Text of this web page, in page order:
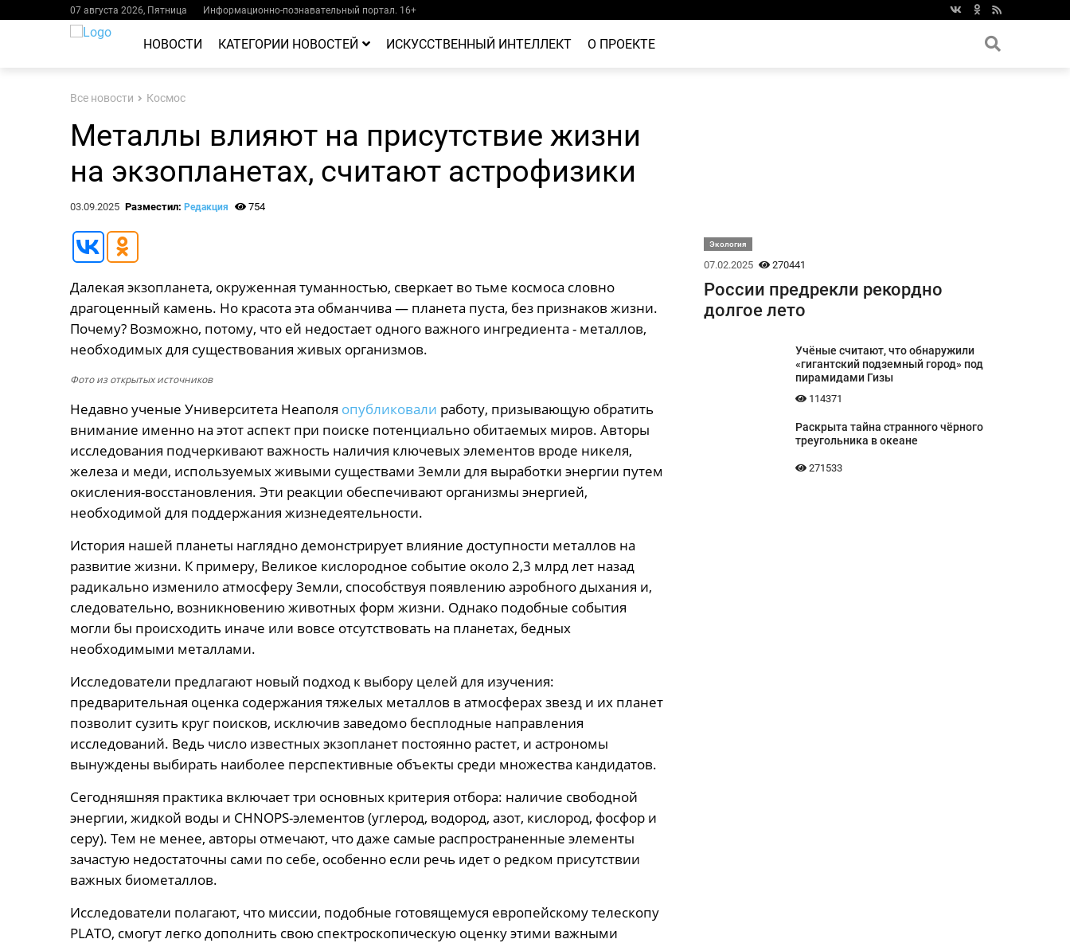
07 августа 2026, Пятница Информационно-познавательный портал. 16+
НОВОСТИ КАТЕГОРИИ НОВОСТЕЙ ИСКУССТВЕННЫЙ ИНТЕЛЛЕКТ О ПРОЕКТЕ
Все новости Космос
Металлы влияют на присутствие жизни
на экзопланетах, считают астрофизики
03.09.2025 Разместил: Редакция 754
Далекая экзопланета, окруженная туманностью, сверкает во тьме космоса словно
драгоценный камень. Но красота эта обманчива — планета пуста, без признаков жизни.
Почему? Возможно, потому, что ей недостает одного важного ингредиента - металлов,
необходимых для существования живых организмов.
Фото из открытых источников
Недавно ученые Университета Неаполя опубликовали работу, призывающую обратить
внимание именно на этот аспект при поиске потенциально обитаемых миров. Авторы
исследования подчеркивают важность наличия ключевых элементов вроде никеля,
железа и меди, используемых живыми существами Земли для выработки энергии путем
окисления-восстановления. Эти реакции обеспечивают организмы энергией,
необходимой для поддержания жизнедеятельности.
История нашей планеты наглядно демонстрирует влияние доступности металлов на
развитие жизни. К примеру, Великое кислородное событие около 2,3 млрд лет назад
радикально изменило атмосферу Земли, способствуя появлению аэробного дыхания и,
следовательно, возникновению животных форм жизни. Однако подобные события
могли бы происходить иначе или вовсе отсутствовать на планетах, бедных
необходимыми металлами.
Исследователи предлагают новый подход к выбору целей для изучения:
предварительная оценка содержания тяжелых металлов в атмосферах звезд и их планет
позволит сузить круг поисков, исключив заведомо бесплодные направления
исследований. Ведь число известных экзопланет постоянно растет, и астрономы
вынуждены выбирать наиболее перспективные объекты среди множества кандидатов.
Сегодняшняя практика включает три основных критерия отбора: наличие свободной
энергии, жидкой воды и CHNOPS-элементов (углерод, водород, азот, кислород, фосфор и
серу). Тем не менее, авторы отмечают, что даже самые распространенные элементы
зачастую недостаточны сами по себе, особенно если речь идет о редком присутствии
важных биометаллов.
Исследователи полагают, что миссии, подобные готовящемуся европейскому телескопу
PLATO, смогут легко дополнить свою спектроскопическую оценку этими важными
Экология
07.02.2025 270441
России предрекли рекордно
долгое лето
Учёные считают, что обнаружили
«гигантский подземный город» под
пирамидами Гизы
114371
Раскрыта тайна странного чёрного
треугольника в океане
271533